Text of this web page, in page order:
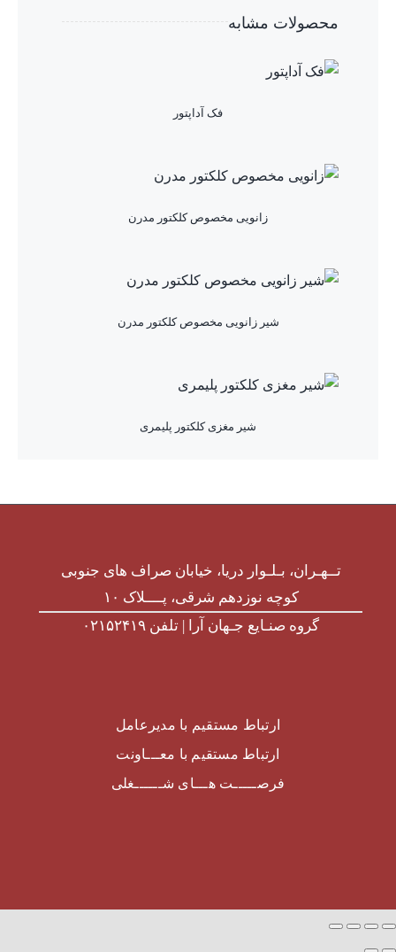
محصولات مشابه
فک آداپتور
زانویی مخصوص کلکتور مدرن
شیر زانویی مخصوص کلکتور مدرن
شیر مغزی کلکتور پلیمری
تــهـران، بـلـوار دریا، خیابان صراف های جنوبی
کوچه نوزدهم شرقی، پــــلاک ۱۰
گروه صنـایع جـهان آرا | تلفن ۰۲۱۵۲۴۱۹
ارتباط مستقیم با مدیرعامل
ارتباط مستقیم با معـــاونت
فرصـــــت هـــای شــــــغلی